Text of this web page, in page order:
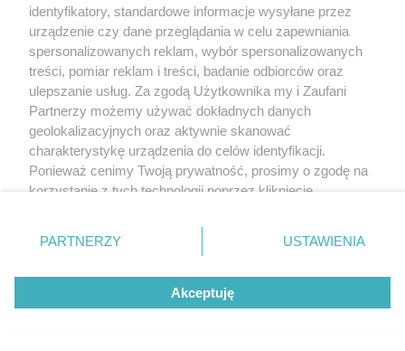
identyfikatory, standardowe informacje wysyłane przez
urządzenie czy dane przeglądania w celu zapewniania
spersonalizowanych reklam, wybór spersonalizowanych
treści, pomiar reklam i treści, badanie odbiorców oraz
ulepszanie usług. Za zgodą Użytkownika my i Zaufani
Partnerzy możemy używać dokładnych danych
geolokalizacyjnych oraz aktywnie skanować
charakterystykę urządzenia do celów identyfikacji.
Ponieważ cenimy Twoją prywatność, prosimy o zgodę na
korzystanie z tych technologii poprzez kliknięcie
zmienić/wycofać klikając przycisk ustawień prywatności
znajdujący się w lewym dolnym rogu strony
rodzaje przetwarzania danych nie wymagają zgody
użytkownika, ale masz prawo sprzeciwić się takiemu
przetwarzaniu. Preferencje będą miały zastosowanie tylko
PARTNERZY USTAWIENIA
Akceptuję